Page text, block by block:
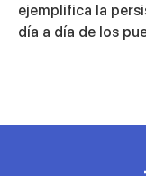
ejemplifica la
día a día de los